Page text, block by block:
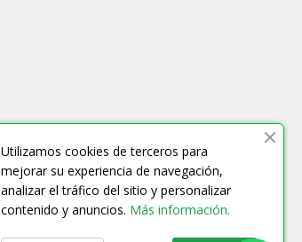
Utilizamos cookies de terceros para
mejorar su experiencia de navegación,
analizar el tráfico del sitio y personalizar
contenido y anuncios. Más información.